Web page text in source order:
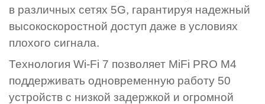
в различных сетях 5G, гарантируя надежный
высокоскоростной доступ даже в условиях
плохого сигнала.
Технология Wi-Fi 7 позволяет MiFi PRO M4
поддерживать одновременную работу 50
устройств с низкой задержкой и огромной